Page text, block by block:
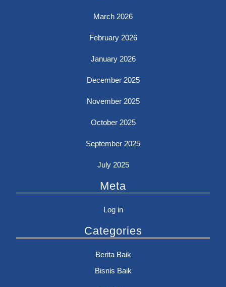
March 2026
February 2026
January 2026
December 2025
November 2025
October 2025
September 2025
July 2025
Meta
Log in
Categories
Berita Baik
Bisnis Baik